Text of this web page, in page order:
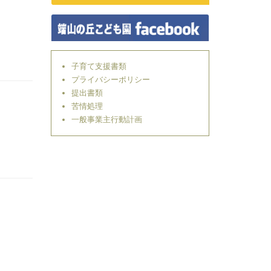
子育て支援書類
プライバシーポリシー
提出書類
苦情処理
一般事業主行動計画